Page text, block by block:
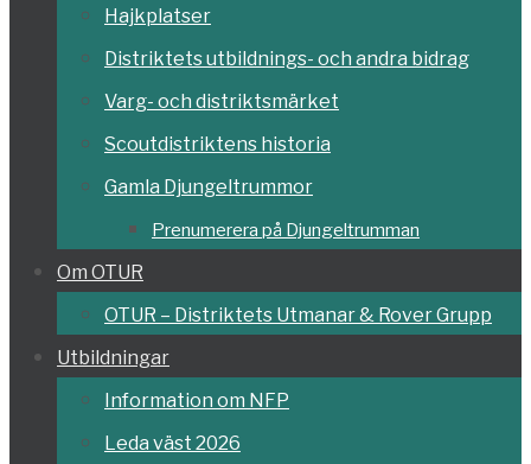
Hajkplatser
Distriktets utbildnings- och andra bidrag
Varg- och distriktsmärket
Scoutdistriktens historia
Gamla Djungeltrummor
Prenumerera på Djungeltrumman
Om OTUR
OTUR – Distriktets Utmanar & Rover Grupp
Utbildningar
Information om NFP
Leda väst 2026